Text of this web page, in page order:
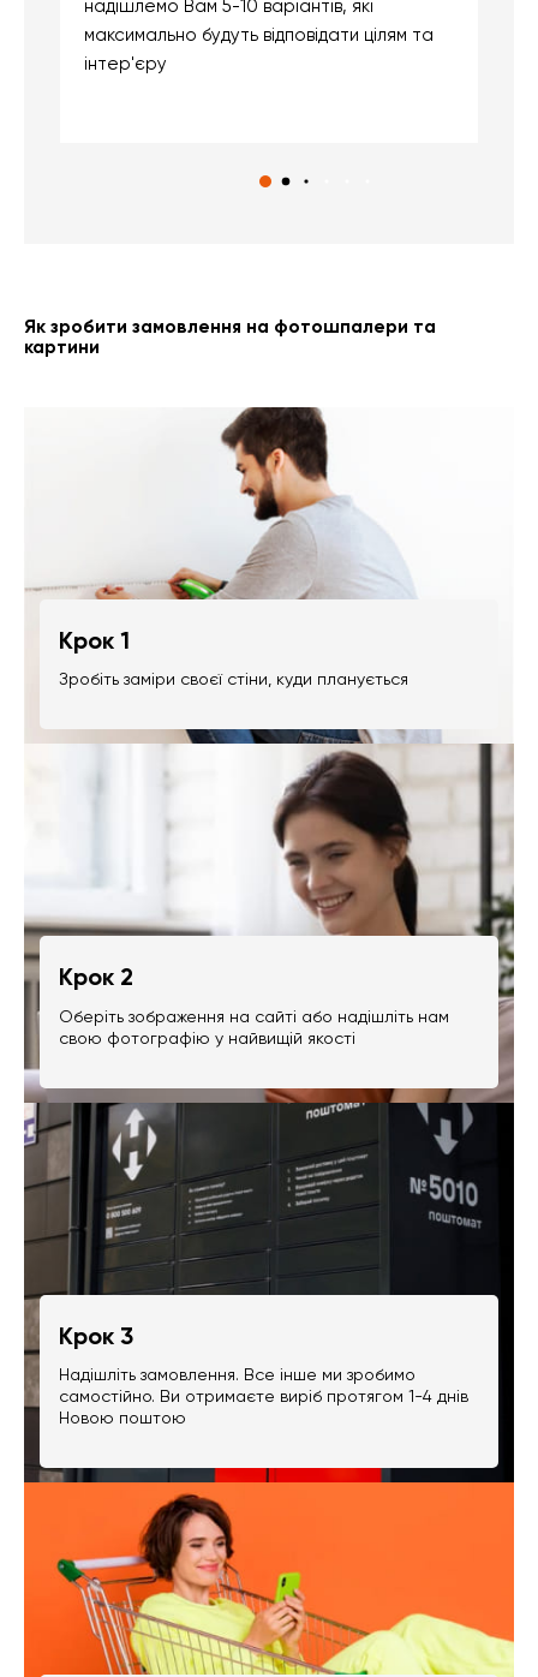
надішлемо Вам 5-10 варіантів, які
максимально будуть відповідати цілям та
інтер'єру
Як зробити замовлення на фотошпалери та
картини
Крок 1
Зробіть заміри своєї стіни, куди планується
Крок 2
Оберіть зображення на сайті або надішліть нам
свою фотографію у найвищій якості
Крок 3
Надішліть замовлення. Все інше ми зробимо
самостійно. Ви отримаєте виріб протягом 1-4 днів
Новою поштою